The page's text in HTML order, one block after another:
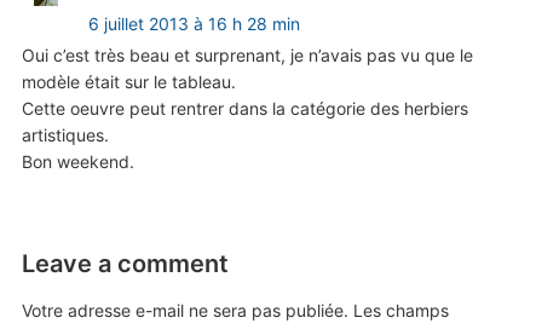
6 juillet 2013 à 16 h 28 min
Oui c’est très beau et surprenant, je n’avais pas vu que le
modèle était sur le tableau.
Cette oeuvre peut rentrer dans la catégorie des herbiers
artistiques.
Bon weekend.
Leave a comment
Votre adresse e-mail ne sera pas publiée. Les champs